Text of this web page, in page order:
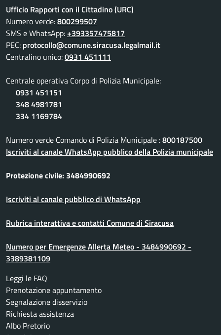
Ufficio Rapporti con il Cittadino (URC)
Numero verde:800299507
SMS e WhatsApp:+393357475817
PEC: protocollo@comune.siracusa.legalmail.it
Centralino unico:0931 451111
Centrale operativa Corpo di Polizia Municipale:
0931 451151
348 4981781
334 1169784
Numero verde Comando di Polizia Municipale :800187500
Iscriviti al canale WhatsApp pubblico della Polizia municipale
Protezione civile: 3484990692
Iscriviti al canale pubblico di WhatsApp
Rubrica interattiva e contatti Comune di Siracusa
Numero per Emergenze Allerta Meteo - 3484990692 -
3389381109
Leggi le FAQ
Prenotazione appuntamento
Segnalazione disservizio
Richiesta assistenza
Albo Pretorio